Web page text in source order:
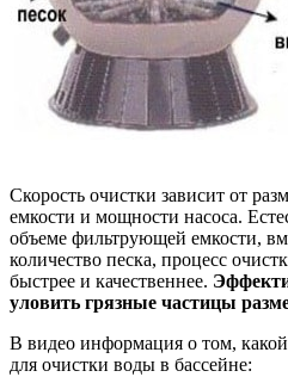
Скорость очистки зависит от
емкости и мощности насоса.
объеме фильтрующей емкости,
количество песка, процесс
быстрее и качественнее.
уловить грязные частицы
В видео информация о том,
для очистки воды в бассейне: